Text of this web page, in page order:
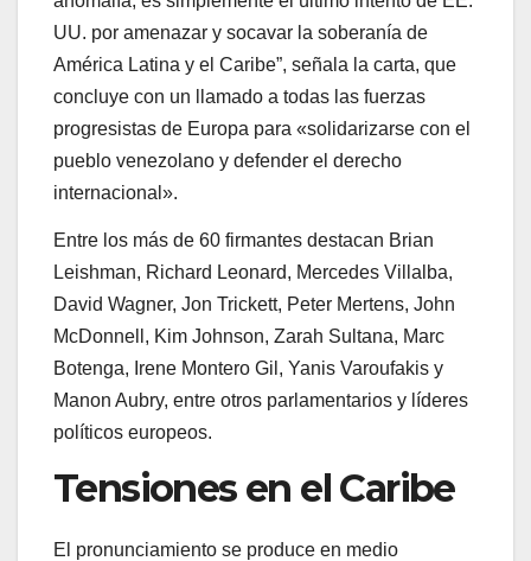
UU. por amenazar y socavar la soberanía de
América Latina y el Caribe”, señala la carta, que
concluye con un llamado a todas las fuerzas
progresistas de Europa para «solidarizarse con el
pueblo venezolano y defender el derecho
internacional».
Entre los más de 60 firmantes destacan Brian
Leishman, Richard Leonard, Mercedes Villalba,
David Wagner, Jon Trickett, Peter Mertens, John
McDonnell, Kim Johnson, Zarah Sultana, Marc
Botenga, Irene Montero Gil, Yanis Varoufakis y
Manon Aubry, entre otros parlamentarios y líderes
políticos europeos.
Tensiones en el Caribe
El pronunciamiento se produce en medio